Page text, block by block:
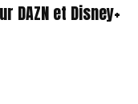
DAZN et Disney+